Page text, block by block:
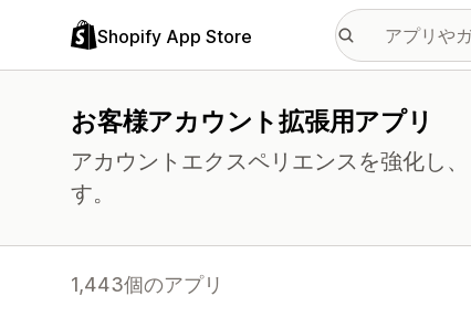
Shopify App Store
お客様アカウント拡張用アプリ
アカウントエクスペリエンスを強化し
す。
1,443個のアプリ